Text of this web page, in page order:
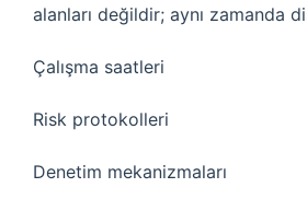
alanları değildir; aynı zamanda
Çalışma saatleri
Risk protokolleri
Denetim mekanizmaları